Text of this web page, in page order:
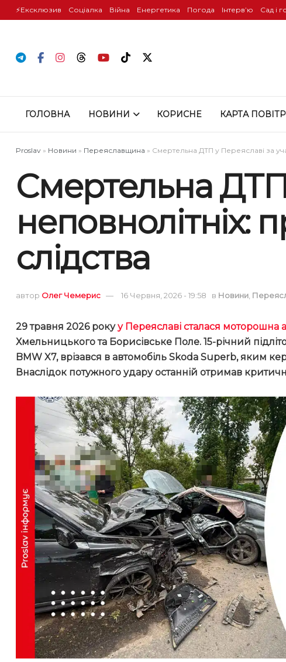
⚡️Ексклюзив Соціалка Війна Енергетика Погода Інтервʼю Сад і
ГОЛОВНА НОВИНИ КОРИСНЕ КАРТА
Proslav » Новини » Переяславщина » Смертельна ДТП у Переяславі за
Смертельна ДТП
неповнолітніх:
слідства
автор Олег Чемерис 16 Червня, 2026 - 19:58 в Новини,
29 травня 2026 рокуу Переяславі сталася моторошна
Хмельницького та Борисівське Поле. 15-річний
BMW X7, врізався в автомобіль Skoda Superb, яким
Внаслідок потужного удару останній отримав